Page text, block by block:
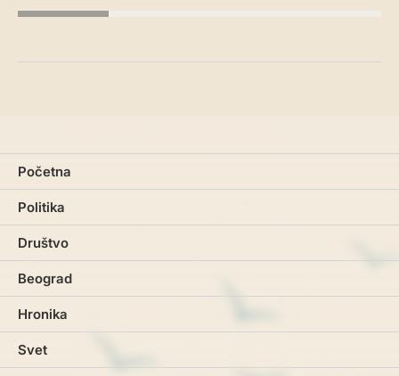
Početna
Politika
Društvo
Beograd
Hronika
Svet